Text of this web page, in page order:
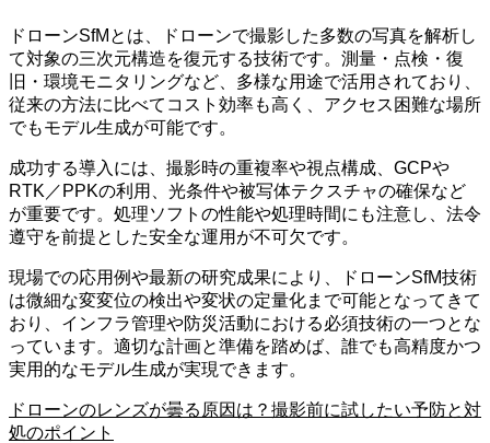
ドローンSfMとは、ドローンで撮影した多数の写真を解析し
て対象の三次元構造を復元する技術です。測量・点検・復
旧・環境モニタリングなど、多様な用途で活用されており、
従来の方法に比べてコスト効率も高く、アクセス困難な場所
でもモデル生成が可能です。
成功する導入には、撮影時の重複率や視点構成、GCPや
RTK／PPKの利用、光条件や被写体テクスチャの確保など
が重要です。処理ソフトの性能や処理時間にも注意し、法令
遵守を前提とした安全な運用が不可欠です。
現場での応用例や最新の研究成果により、ドローンSfM技術
は微細な変変位の検出や変状の定量化まで可能となってきて
おり、インフラ管理や防災活動における必須技術の一つとな
っています。適切な計画と準備を踏めば、誰でも高精度かつ
実用的なモデル生成が実現できます。
ドローンのレンズが曇る原因は？撮影前に試したい予防と対
処のポイント